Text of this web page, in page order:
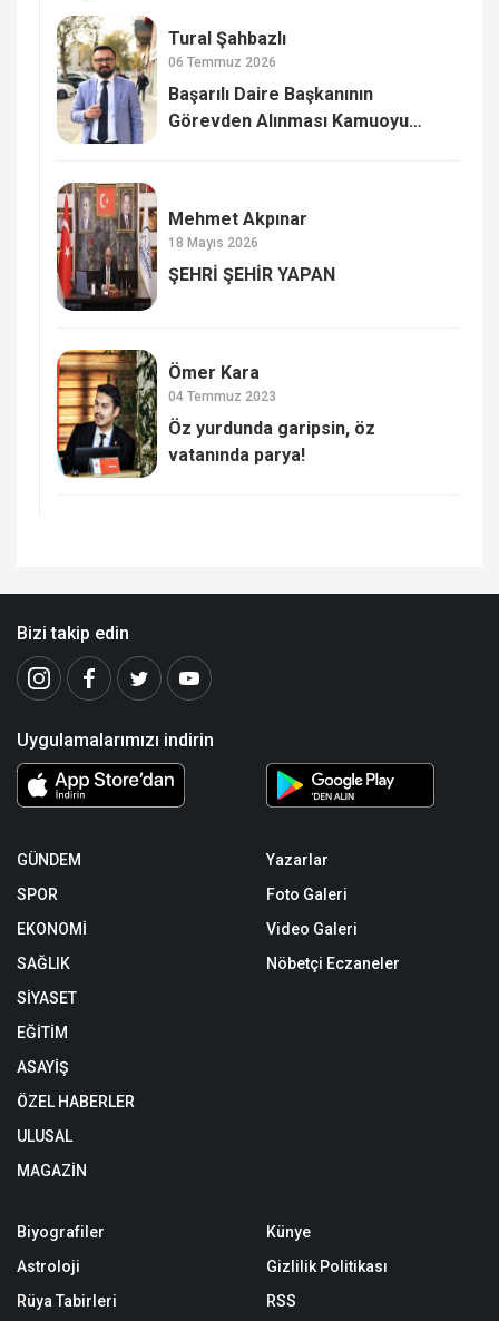
Tural Şahbazlı
06 Temmuz 2026
Başarılı Daire Başkanının
Görevden Alınması Kamuoyu
Mehmet Akpınar
18 Mayıs 2026
ŞEHRİ ŞEHİR YAPAN
Ömer Kara
04 Temmuz 2023
Öz yurdunda garipsin, öz
vatanında parya!
Bizi takip edin
Uygulamalarımızı indirin
GÜNDEM
SPOR
EKONOMİ
SAĞLIK
SİYASET
EĞİTİM
ASAYİŞ
ÖZEL HABERLER
ULUSAL
MAGAZİN
Yazarlar
Foto Galeri
Video Galeri
Nöbetçi Eczaneler
Biyografiler
Astroloji
Rüya Tabirleri
Künye
Gizlilik Politikası
RSS